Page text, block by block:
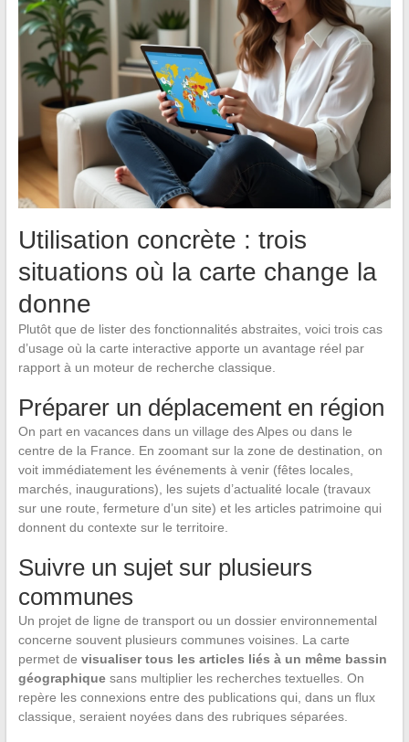
Utilisation concrète : trois
situations où la carte change la
donne
Plutôt que de lister des fonctionnalités abstraites, voici trois cas
d’usage où la carte interactive apporte un avantage réel par
rapport à un moteur de recherche classique.
Préparer un déplacement en région
On part en vacances dans un village des Alpes ou dans le
centre de la France. En zoomant sur la zone de destination, on
voit immédiatement les événements à venir (fêtes locales,
marchés, inaugurations), les sujets d’actualité locale (travaux
sur une route, fermeture d’un site) et les articles patrimoine qui
donnent du contexte sur le territoire.
Suivre un sujet sur plusieurs
communes
Un projet de ligne de transport ou un dossier environnemental
concerne souvent plusieurs communes voisines. La carte
permet de visualiser tous les articles liés à un même bassin
géographiquesans multiplier les recherches textuelles. On
repère les connexions entre des publications qui, dans un flux
classique, seraient noyées dans des rubriques séparées.